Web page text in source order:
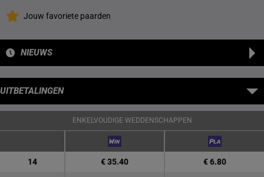
Jouw favoriete paarden
NIEUWS
UITBETALINGEN
ENKELVOUDIGE WEDDENSCHAPPEN
14 € 35.40 € 6.80